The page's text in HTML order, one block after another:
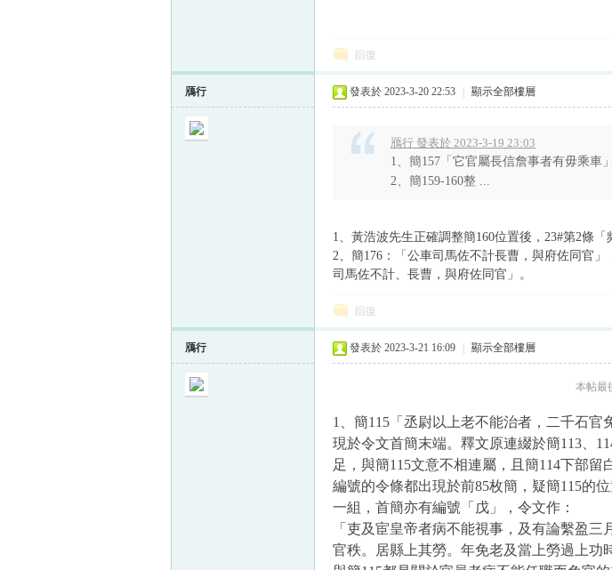
回復
鴈行 發表於 2023-3-20 22:53 顯示全部樓層
鴈行 發表於 2023-3-19 23:03
1、簡157「它官屬長信詹事者有毋乘車
2、簡159-160整 ...
1、黃浩波先生正確調整簡160位置後，23#第2條
2、簡176：「公車司馬佐不計長曹，與府佐同官
司馬佐不計、長曹，與府佐同官」。
回復
鴈行 發表於 2023-3-21 16:09 顯示全部樓層
本帖最
1、簡115「丞尉以上老不能治者，二千石
現於令文首簡末端。釋文原連綴於簡113、
足，與簡115文意不相連屬，且簡114下部
編號的令條都出現於前85枚簡，疑簡115的
一組，首簡亦有編號「戊」，令文作：
「吏及宦皇帝者病不能視事，及有論繫盈
官秩。居縣上其勞。年免老及當上勞過上功